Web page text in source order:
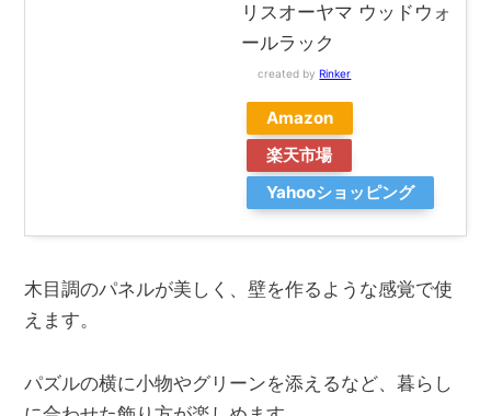
リスオーヤマ ウッドウォ
ールラック
created byRinker
Amazon
楽天市場
Yahooショッピング
木目調のパネルが美しく、壁を作るような感覚で使
えます。
パズルの横に小物やグリーンを添えるなど、暮らし